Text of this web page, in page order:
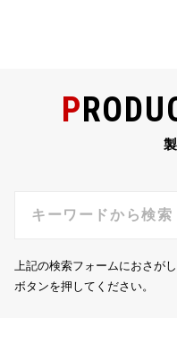
上記の検索フォームにおさが
ボタンを押してください。